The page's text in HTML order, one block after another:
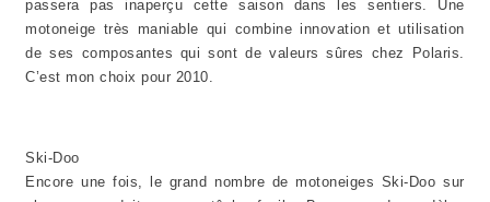
passera pas inaperçu cette saison dans les sentiers. Une
motoneige très maniable qui combine innovation et utilisation
de ses composantes qui sont de valeurs sûres chez Polaris.
C’est mon choix pour 2010.
Ski-Doo
Encore une fois, le grand nombre de motoneiges Ski-Doo sur